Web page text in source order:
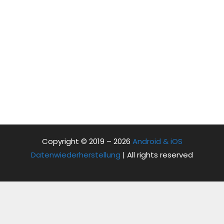
Copyright © 2019 – 2026 Android & iOS
Datenwiederherstellung | All rights reserved